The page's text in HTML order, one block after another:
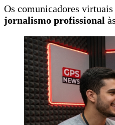
Os comunicadores virtuais
jornalismo profissional